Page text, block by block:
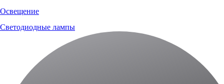
Освещение
Светодиодные лампы